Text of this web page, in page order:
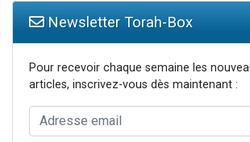
Newsletter Torah-Box
Pour recevoir chaque semaine les
articles, inscrivez-vous dès maintenant :